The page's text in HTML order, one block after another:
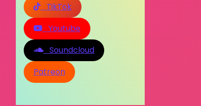
TikTok
Youtube
Soundcloud
Patreon